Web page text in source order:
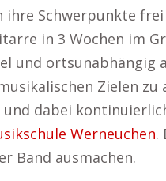
Schwerpunkte
in 3 Wochen im
und ortsunabhängig
Zielen
und dabei
Werneuchen.
Band ausmachen.